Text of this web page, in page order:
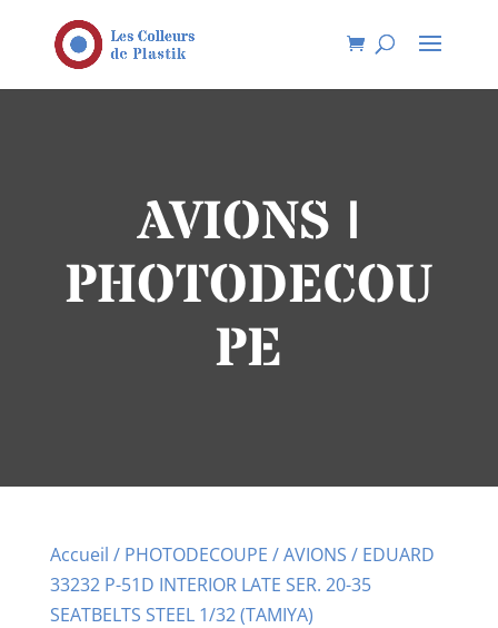
AVIONS |
PHOTODECOU
PE
Accueil / PHOTODECOUPE /AVIONS / EDUARD
33232 P-51D INTERIOR LATE SER. 20-35
SEATBELTS STEEL 1/32 (TAMIYA)